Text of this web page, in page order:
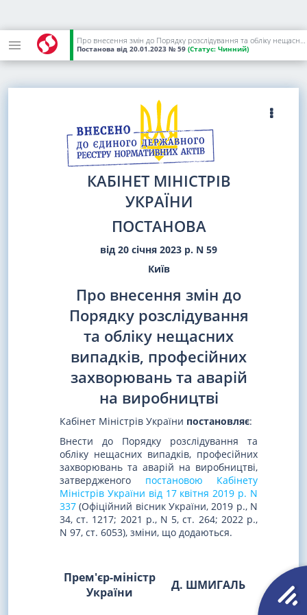
Про внесення змін до Порядку розслідування та обліку нещасних випадків, професійних захворювань та аварій на виробництві
Постанова від 20.01.2023 № 59 (Статус: Чинний)
КАБІНЕТ МІНІСТРІВ
УКРАЇНИ
ПОСТАНОВА
від 20 січня 2023 р. N 59
Київ
Про внесення змін до
Порядку розслідування
та обліку нещасних
випадків, професійних
захворювань та аварій
на виробництві
Кабінет Міністрів України постановляє:
Внести до Порядку розслідування та
обліку нещасних випадків, професійних
захворювань та аварій на виробництві,
затвердженого постановою Кабінету
Міністрів України від 17 квітня 2019 р. N
337 (Офіційний вісник України, 2019 р., N
34, ст. 1217; 2021 р., N 5, ст. 264; 2022 р.,
N 97, ст. 6053), зміни, що додаються.
Прем'єр-міністр
України
Д. ШМИГАЛЬ